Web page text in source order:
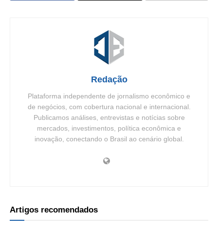
Redação
Plataforma independente de jornalismo econômico e
de negócios, com cobertura nacional e internacional.
Publicamos análises, entrevistas e notícias sobre
mercados, investimentos, política econômica e
inovação, conectando o Brasil ao cenário global.
Artigos recomendados